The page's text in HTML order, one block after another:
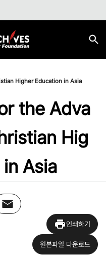
Higher Education in Asia
the Adva
Hig
Asia
인쇄하기
원본파일 다운로드